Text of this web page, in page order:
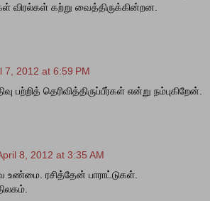
விரல்கள் கற்று வைத்திருக்கின்றன.
7, 2012 at 6:59 PM
பற்றித் தெரிவித்திருப்பீர்கள் என்று நம்புகிறேன்.
8, 2012 at 3:35 AM
உண்மை. ரசித்தேன் பாராட்டுகள்.